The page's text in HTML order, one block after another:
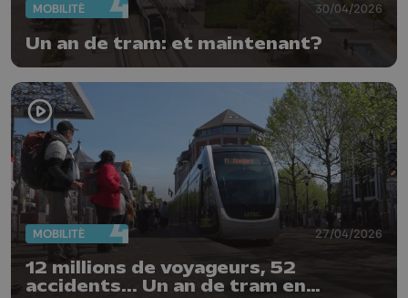
MOBILITÉ 30/04/2026
Un an de tram: et maintenant?
MOBILITÉ 27/04/2026
12 millions de voyageurs, 52
accidents... Un an de tram en